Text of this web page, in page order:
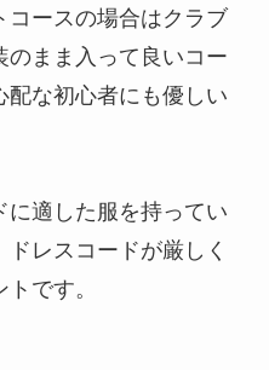
コースの場合はクラブ
まま入って良いコー
配な初心者にも優しい
適した服を持ってい
レスコードが厳しく
です。